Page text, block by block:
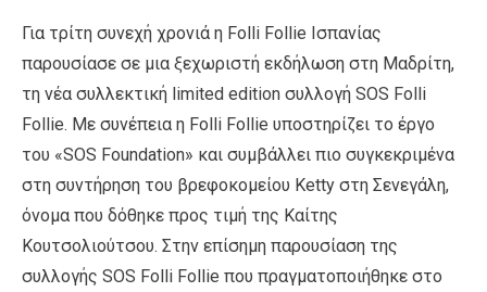
Για τρίτη συνεχή χρονιά η Folli Follie Ισπανίας
παρουσίασε σε μια ξεχωριστή εκδήλωση στη Μαδρίτη,
τη νέα συλλεκτική limited edition συλλογή SOS Folli
Follie. Με συνέπεια η Folli Follie υποστηρίζει το έργο
του «SOS Foundation» και συμβάλλει πιο συγκεκριμένα
στη συντήρηση του βρεφοκομείου Ketty στη Σενεγάλη,
όνομα που δόθηκε προς τιμή της Καίτης
Κουτσολιούτσου. Στην επίσημη παρουσίαση της
συλλογής SOS Folli Follie που πραγματοποιήθηκε στο